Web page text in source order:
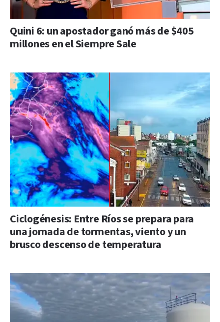
Quini 6: un apostador ganó más de $405
millones en el Siempre Sale
Ciclogénesis: Entre Ríos se prepara para
una jornada de tormentas, viento y un
brusco descenso de temperatura